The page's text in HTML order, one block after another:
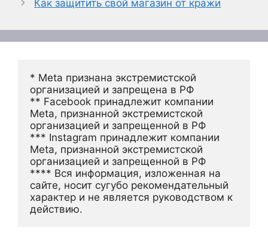
Как защитить свой магазин от кражи
* Meta признана экстремистской
организацией и запрещена в РФ
** Facebook принадлежит компании
Meta, признанной экстремистской
организацией и запрещенной в РФ
*** Instagram принадлежит компании
Meta, признанной экстремистской
организацией и запрещенной в РФ
**** Вся информация, изложенная на
сайте, носит сугубо рекомендательный
характер и не является руководством к
действию.